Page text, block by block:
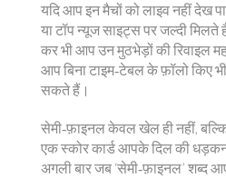
यदि आप इन मैचों को लाइव नहीं देख
या टॉप न्यूज साइट्स पर जल्दी
कर भी आप उन मुठभेड़ों की रिवाइल
आप बिना टाइम‑टेबल के फ़ॉलो किए
सकते हैं।
सेमी‑फ़ाइनल केवल खेल ही नहीं,
एक स्कोर कार्ड आपके दिल की
अगली बार जब ‘सेमी‑फ़ाइनल’ शब्द